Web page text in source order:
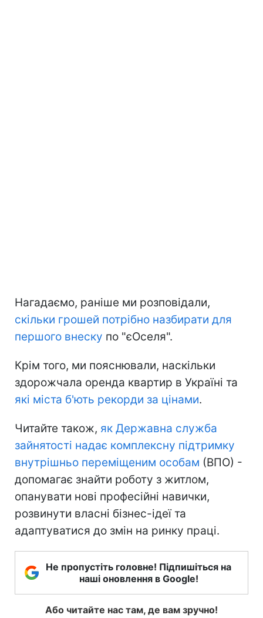
Нагадаємо, раніше ми розповідали,
скільки грошей потрібно назбирати для
першого внеску по "єОселя".
Крім того, ми пояснювали, наскільки
здорожчала оренда квартир в Україні та
які міста б'ють рекорди за цінами.
Читайте також, як Державна служба
зайнятості надає комплексну підтримку
внутрішньо переміщеним особам (ВПО) -
допомагає знайти роботу з житлом,
опанувати нові професійні навички,
розвинути власні бізнес-ідеї та
адаптуватися до змін на ринку праці.
Не пропустіть головне! Підпишіться на
наші оновлення в Google!
Або читайте нас там, де вам зручно!